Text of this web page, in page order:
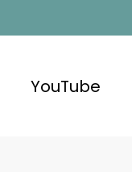
YouTube